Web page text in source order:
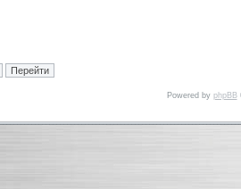
Powered by phpBB